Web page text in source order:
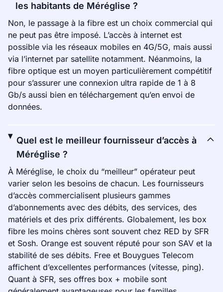
les habitants de Méréglise ?
Non, le passage à la fibre est un choix commercial qui
ne peut pas être imposé. L’accès à internet est
possible via les réseaux mobiles en 4G/5G, mais aussi
via l’internet par satellite notamment. Néanmoins, la
fibre optique est un moyen particulièrement compétitif
pour s’assurer une connexion ultra rapide de 1 à 8
Gb/s aussi bien en téléchargement qu’en envoi de
données.
Quel est le meilleur fournisseur d’accès à
Méréglise ?
À Méréglise, le choix du “meilleur” opérateur peut
varier selon les besoins de chacun. Les fournisseurs
d’accès commercialisent plusieurs gammes
d’abonnements avec des débits, des services, des
matériels et des prix différents. Globalement, les box
fibre les moins chères sont souvent chez RED by SFR
et Sosh. Orange est souvent réputé pour son SAV et la
stabilité de ses débits. Free et Bouygues Telecom
affichent d’excellentes performances (vitesse, ping).
Quant à SFR, ses offres box + mobile sont